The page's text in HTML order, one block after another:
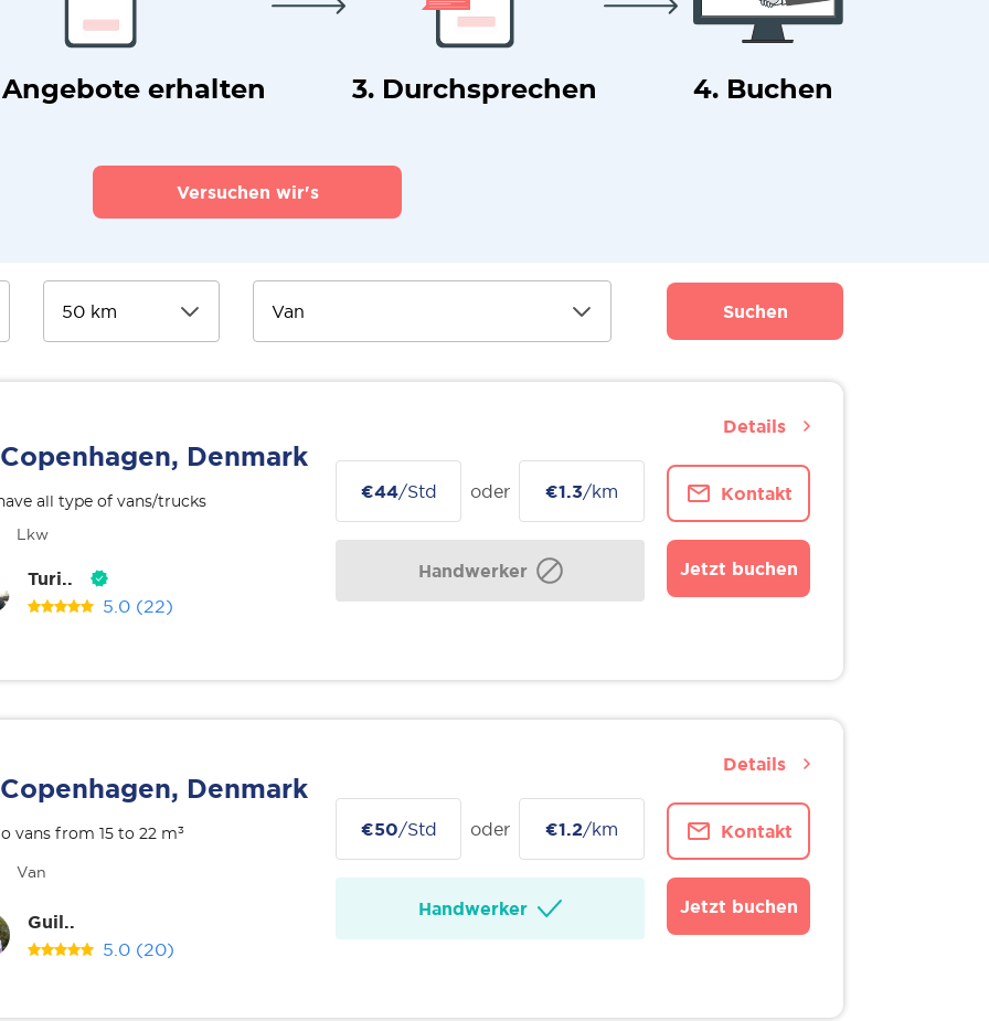
Angebote erhalten 3. Durchsprechen 4. Buchen
Versuchen wir's
Suchen
Copenhagen, Denmark
all type of vans/trucks
Lkw
Turi..
5.0 (22)
€44/Std oder €1.3/km
Handwerker
Kontakt
Jetzt buchen
Details
Copenhagen, Denmark
vans from 15 to 22 m³
Van
Guil..
5.0 (20)
€50/Std oder €1.2/km
Handwerker
Kontakt
Jetzt buchen
Details